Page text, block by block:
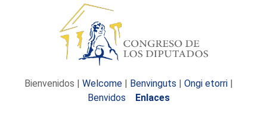
Bienvenidos | Welcome | Benvinguts | Ongi etorri |
Benvidos
Enlaces